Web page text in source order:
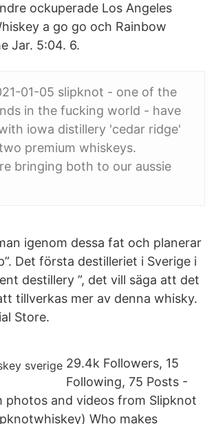
ockuperade Los Angeles
a go go och Rainbow
Jar. 5:04. 6.
01-05 slipknot - one of the
in the fucking world - have
iowa distillery 'cedar ridge'
premium whiskeys.
bringing both to our aussie
igenom dessa fat och planerar
Det första destilleriet i Sverige i
destillery ”, det vill säga att det
tillverkas mer av denna whisky.
Store.
29.4k Followers, 15
Following, 75 Posts -
photos and videos from Slipknot
Who makes